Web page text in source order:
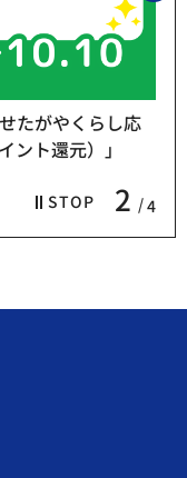
STOP 2 4
たがやくらし応
ント還元）」